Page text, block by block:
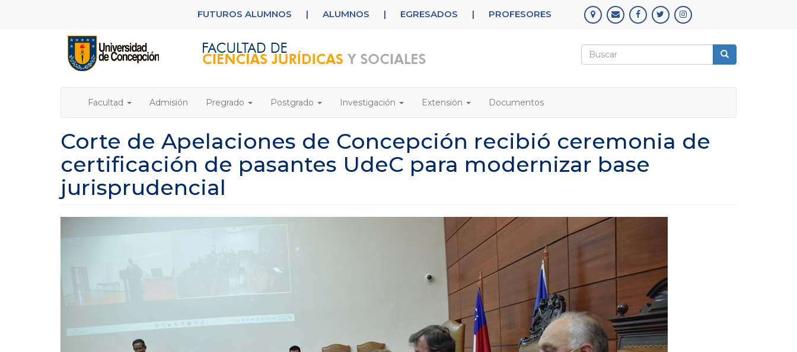
FUTUROS ALUMNOS | ALUMNOS | EGRESADOS | PROFESORES
Formulario
búsqueda
Facultad Admisión Pregrado Postgrado Investigación Extensión Documentos
Corte de Apelaciones de Concepción recibió ceremonia de
certificación de pasantes UdeC para modernizar base
jurisprudencial